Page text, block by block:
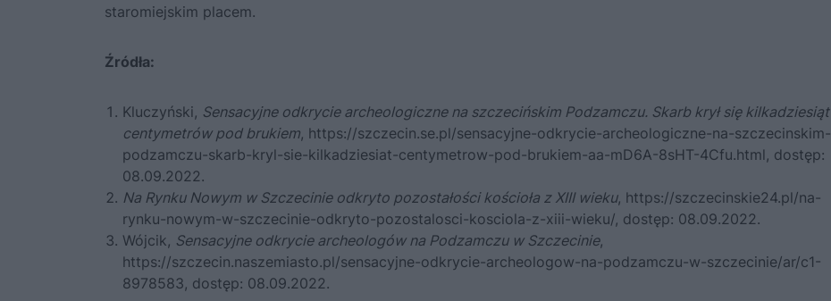
staromiejskim placem.
Źródła:
Kluczyński, Sensacyjne odkrycie archeologiczne na szczecińskim Podzamczu. Skarb krył się kilkadziesiąt
centymetrów pod brukiem, https://szczecin.se.pl/sensacyjne-odkrycie-archeologiczne-na-szczecinskim-
podzamczu-skarb-kryl-sie-kilkadziesiat-centymetrow-pod-brukiem-aa-mD6A-8sHT-4Cfu.html, dostęp:
08.09.2022.
Na Rynku Nowym w Szczecinie odkryto pozostałości kościoła z XIII wieku, https://szczecinskie24.pl/na-
rynku-nowym-w-szczecinie-odkryto-pozostalosci-kosciola-z-xiii-wieku/, dostęp: 08.09.2022.
Wójcik, Sensacyjne odkrycie archeologów na Podzamczu w Szczecinie,
https://szczecin.naszemiasto.pl/sensacyjne-odkrycie-archeologow-na-podzamczu-w-szczecinie/ar/c1-
8978583, dostęp: 08.09.2022.